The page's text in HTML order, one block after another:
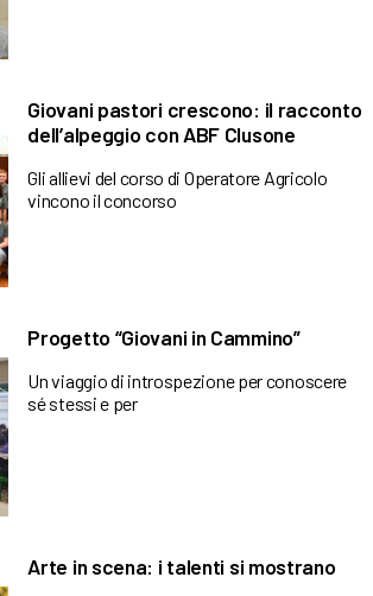
Giovani pastori crescono: il racconto
dell’alpeggio con ABF Clusone
Gli allievi del corso di Operatore Agricolo
vincono il concorso
Progetto “Giovani in Cammino”
Un viaggio di introspezione per conoscere
sé stessi e per
Arte in scena: i talenti si mostrano